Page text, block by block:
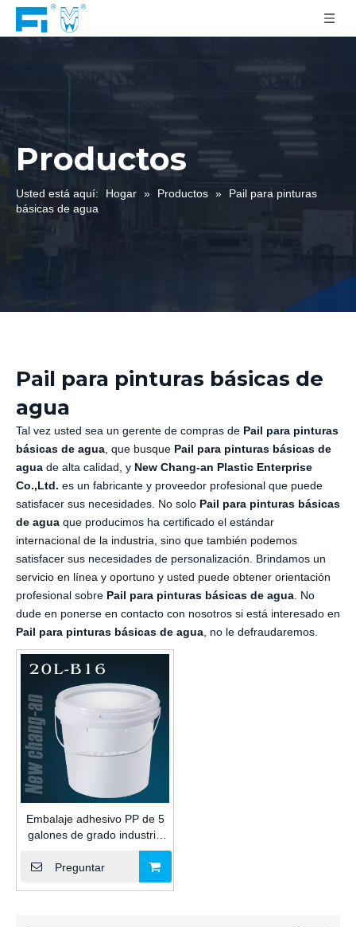
Productos
Usted está aquí: Hogar » Productos »
Pail para pinturas
básicas de agua
Pail para pinturas básicas de
agua
Tal vez usted sea un gerente de compras de Pail para pinturas
básicas de agua , que busque Pail para pinturas básicas de
agua de alta calidad, y New Chang-an Plastic Enterprise
Co.,Ltd. es un fabricante y proveedor profesional que puede
satisfacer sus necesidades. No solo Pail para pinturas básicas
de agua que producimos ha certificado el estándar
internacional de la industria, sino que también podemos
satisfacer sus necesidades de personalización. Brindamos un
servicio en línea y oportuno y usted puede obtener orientación
profesional sobre Pail para pinturas básicas de agua . No
dude en ponerse en contacto con nosotros si está interesado en
Pail para pinturas básicas de agua , no le defraudaremos.
Embalaje adhesivo PP de 5
galones de grado industria
cubo de plástico para pintura
básica de agua que contiene
Preguntar